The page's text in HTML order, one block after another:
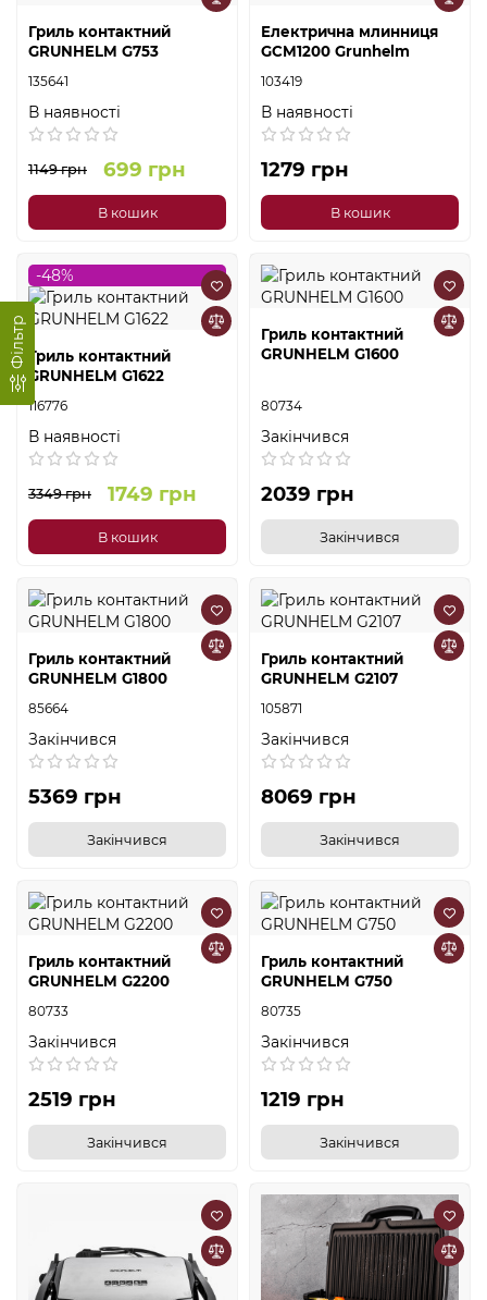
Фільтр
Гриль контактний
GRUNHELM G753
135641
В наявності
1149 грн 699 грн
В кошик
Електрична млинниця
GCM1200 Grunhelm
103419
В наявності
1279 грн
В кошик
-48%
Гриль контактний
GRUNHELM G1622
116776
В наявності
3349 грн 1749 грн
В кошик
Гриль контактний
GRUNHELM G1600
80734
Закінчився
2039 грн
Закінчився
Гриль контактний
GRUNHELM G1800
85664
Закінчився
5369 грн
Закінчився
Гриль контактний
GRUNHELM G2107
105871
Закінчився
8069 грн
Закінчився
Гриль контактний
GRUNHELM G2200
80733
Закінчився
2519 грн
Закінчився
Гриль контактний
GRUNHELM G750
80735
Закінчився
1219 грн
Закінчився